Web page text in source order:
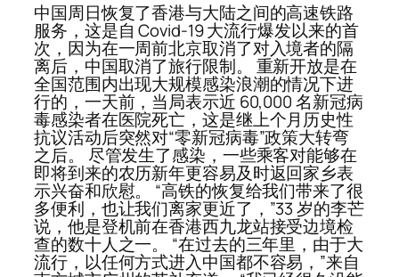
中国周日恢复了香港与大陆之间的高速铁路
服务，这是自 Covid-19 大流行爆发以来的首
次，因为在一周前北京取消了对入境者的隔
离后，中国取消了旅行限制。 重新开放是在
全国范围内出现大规模感染浪潮的情况下进
行的，一天前，当局表示近 60,000 名新冠病
毒感染者在医院死亡，这是继上个月历史性
抗议活动后突然对“零新冠病毒”政策大转弯
之后。 尽管发生了感染，一些乘客对能够在
即将到来的农历新年更容易及时返回家乡表
示兴奋和欣慰。 “高铁的恢复给我们带来了很
多便利，也让我们离家更近了，”33 岁的李芒
说，他是登机前在香港西九龙站接受边境检
查的数十人之一。 “在过去的三年里，由于大
流行，以任何方式进入中国都不容易，”来自